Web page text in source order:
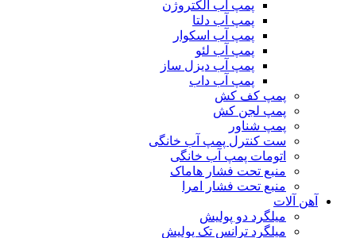
پمپ آب الکتروژن
پمپ آب دلتا
پمپ آب اسکوار
پمپ آب لئو
پمپ آب دیزل ساز
پمپ آب داب
پمپ کف کش
پمپ لجن کش
پمپ شناور
ست کنترل پمپ آب خانگی
اتومات پمپ آب خانگی
منبع تحت فشار هاماک
منبع تحت فشار امرا
آهن آلات
میلگرد دو پولیش
میلگرد ترانس تک پولیش